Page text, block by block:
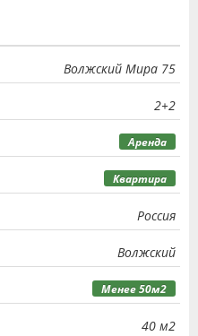
Волжский Мира 75
2+2
Аренда
Квартира
Россия
Волжский
Менее 50м2
40 м2